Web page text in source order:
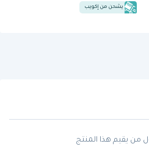
يشحن من إكويب
من يقيم هذا المنتج